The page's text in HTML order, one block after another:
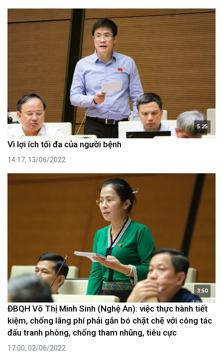
5:25
Vì lợi ích tối đa của người bệnh
14:17, 13/06/2022
3:50
ĐBQH Võ Thị Minh Sinh (Nghệ An): việc thực hành tiết
kiệm, chống lãng phí phải gắn bó chặt chẽ với công tác
đấu tranh phòng, chống tham nhũng, tiêu cực
17:00, 02/06/2022